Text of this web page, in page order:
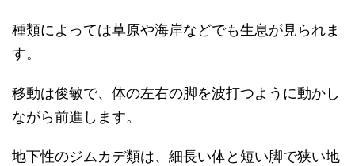
種類によっては草原や海岸などでも生息が見られま
す。
移動は俊敏で、体の左右の脚を波打つように動かし
ながら前進します。
地下性のジムカデ類は、細長い体と短い脚で狭い地